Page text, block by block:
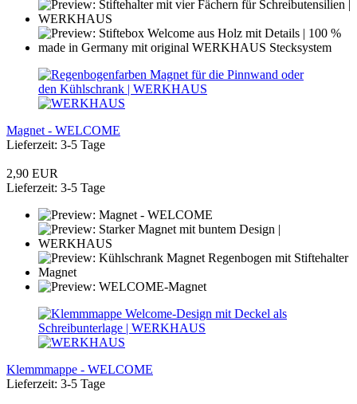
Magnet - WELCOME
Lieferzeit: 3-5 Tage
2,90 EUR
Lieferzeit: 3-5 Tage
Klemmmappe - WELCOME
Lieferzeit: 3-5 Tage